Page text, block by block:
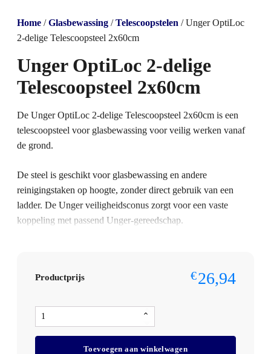
Home /Glasbewassing /Telescoopstelen / Unger OptiLoc
2-delige Telescoopsteel 2x60cm
Unger OptiLoc 2-delige
Telescoopsteel 2x60cm
De Unger OptiLoc 2-delige Telescoopsteel 2x60cm is een
telescoopsteel voor glasbewassing voor veilig werken vanaf
de grond.
De steel is geschikt voor glasbewassing en andere
reinigingstaken op hoogte, zonder direct gebruik van een
ladder. De Unger veiligheidsconus zorgt voor een vaste
koppeling met passend Unger-gereedschap.
voor persoonlijk advies of een maatwerkofferte. We denken
prijsafspraken.
Specificaties
Productprijs €26,94
Unger
OptiLoc
2-
Toevoegen aan winkelwagen